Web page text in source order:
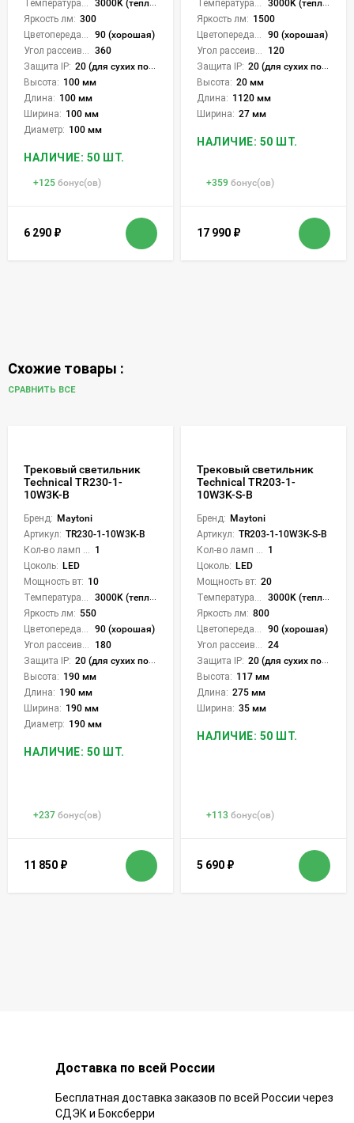
3000K (теплый)
Яркость лм: 300
90 (хорошая)
360
Защита IP: 20 (для сухих пом.)
Высота: 100 мм
Длина: 100 мм
Ширина: 100 мм
Диаметр: 100 мм
НАЛИЧИЕ: 50 ШТ.
+125 бонус(ов)
6 290 ₽
3000K (теплый)
Яркость лм: 1500
90 (хорошая)
120
Защита IP: 20 (для сухих пом.)
Высота: 20 мм
Длина: 1120 мм
Ширина: 27 мм
НАЛИЧИЕ: 50 ШТ.
+359 бонус(ов)
17 990 ₽
Схожие товары :
СРАВНИТЬ ВСЕ
Трековый светильник
Technical TR230-1-
10W3K-B
Бренд: Maytoni
Артикул: TR230-1-10W3K-B
1
Цоколь: LED
Мощность вт: 10
3000K (теплый)
Яркость лм: 550
90 (хорошая)
180
Защита IP: 20 (для сухих пом.)
Высота: 190 мм
Длина: 190 мм
Ширина: 190 мм
Диаметр: 190 мм
НАЛИЧИЕ: 50 ШТ.
+237 бонус(ов)
11 850 ₽
Трековый светильник
Technical TR203-1-
10W3K-S-B
Бренд: Maytoni
Артикул: TR203-1-10W3K-S-B
1
Цоколь: LED
Мощность вт: 20
3000K (теплый)
Яркость лм: 800
90 (хорошая)
24
Защита IP: 20 (для сухих пом.)
Высота: 117 мм
Длина: 275 мм
Ширина: 35 мм
НАЛИЧИЕ: 50 ШТ.
+113 бонус(ов)
5 690 ₽
Доставка по всей России
Бесплатная доставка заказов по всей России через
СДЭК и Боксберри